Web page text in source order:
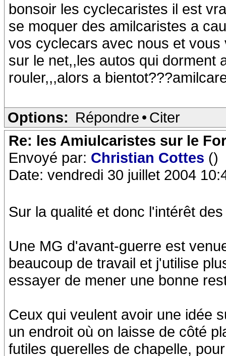
bonsoir les cyclecaristes il est
se moquer des amilcaristes a
vos cyclecars avec nous et
sur le net,,les autos qui dorment
rouler,,,alors a
Options: Répondre • Citer
Re: les Amiulcaristes sur le
Envoyé par: Christian Cottes ()
Date: vendredi 30 juillet 2004
Sur la qualité et donc l'intérêt
Une MG d'avant-guerre est
beaucoup de travail et j'utilise
essayer de mener une bonne
Ceux qui veulent avoir une idée
un endroit où on laisse de côté
futiles querelles de chapelle,